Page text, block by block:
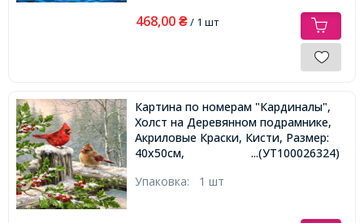
468,00 ₴/ 1 шт
Картина по номерам "Кардиналы",
Холст на Деревянном подрамнике,
Акриловые Краски, Кисти, Размер:
40х50см,
...(УТ100026324)
Упаковка: 1 шт